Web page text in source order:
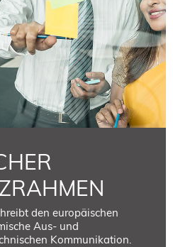
den europäischen
Aus- und
Kommunikation.